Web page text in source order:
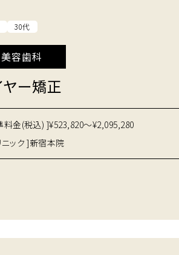
30代
美容歯科
ヤー矯正
料金(税込) ]¥523,820～¥2,095,280
ック ]新宿本院